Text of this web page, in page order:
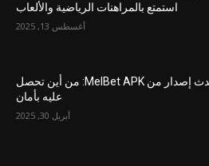
استمتع بالمراهنات الرياضية والألعاب
أغسطس 13, 2025
أحدث إصدار من MelBet APK: من أين تحصل
عليه بأمان
أبريل 30, 2025